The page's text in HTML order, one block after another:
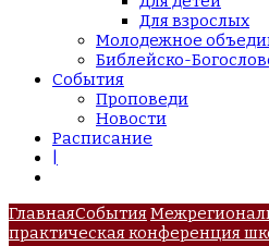
Для взрослых
Молодежное
Библейско-
События
Проповеди
Новости
Расписание
ГлавнаяСобытия
практическая конференция